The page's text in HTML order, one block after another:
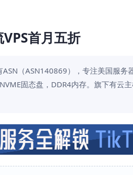
首月五折
（ASN140869），专注美国服务
固态盘，DDR4内存。旗下有云